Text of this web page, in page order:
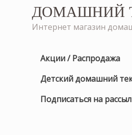
ДОМАШНИЙ
Интернет магазин
Акции / Распродажа
Детский домашний
Подписаться на